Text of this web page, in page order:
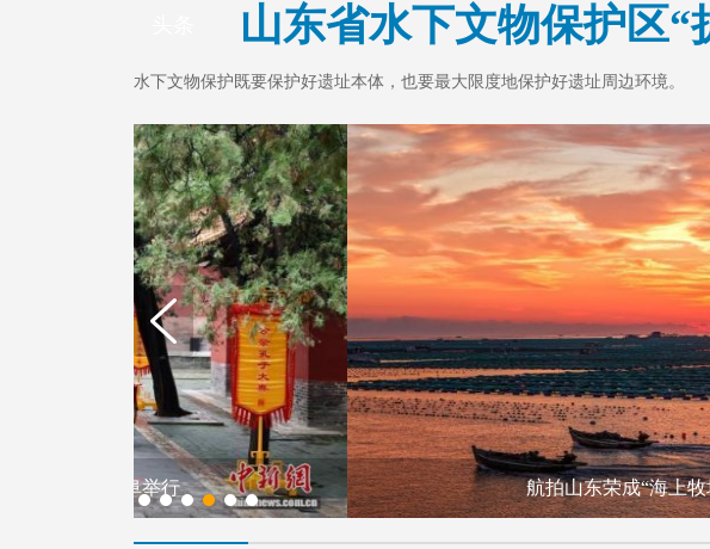
山东省水下文物保护区
水下文物保护既要保护好遗址本体，也要最大限度地保护好遗址周边环境。
航拍山东荣成“海上牧场”秋耕美景